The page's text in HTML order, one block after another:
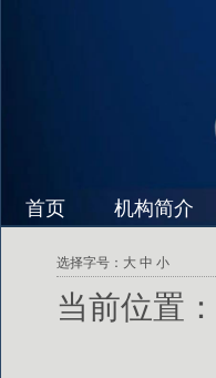
首页 机构简介
选择字号： 大 中 小
当前位置：